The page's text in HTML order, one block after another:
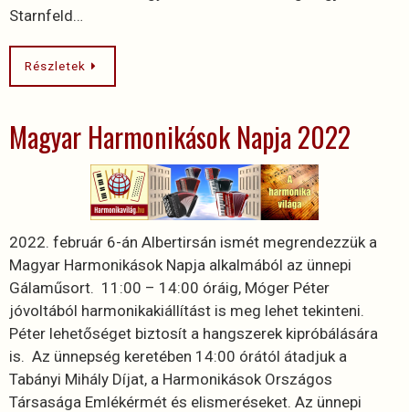
Starnfeld…
Részletek
Magyar Harmonikások Napja 2022
2022. február 6-án Albertirsán ismét megrendezzük a
Magyar Harmonikások Napja alkalmából az ünnepi
Gálaműsort. 11:00 – 14:00 óráig, Móger Péter
jóvoltából harmonikakiállítást is meg lehet tekinteni.
Péter lehetőséget biztosít a hangszerek kipróbálására
is. Az ünnepség keretében 14:00 órától átadjuk a
Tabányi Mihály Díjat, a Harmonikások Országos
Társasága Emlékérmét és elismeréseket. Az ünnepi